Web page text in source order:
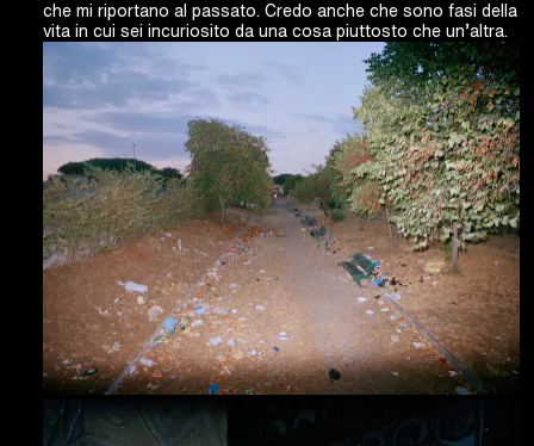
che mi riportano al passato. Credo anche che sono fasi della
vita in cui sei incuriosito da una cosa piuttosto che un’altra.